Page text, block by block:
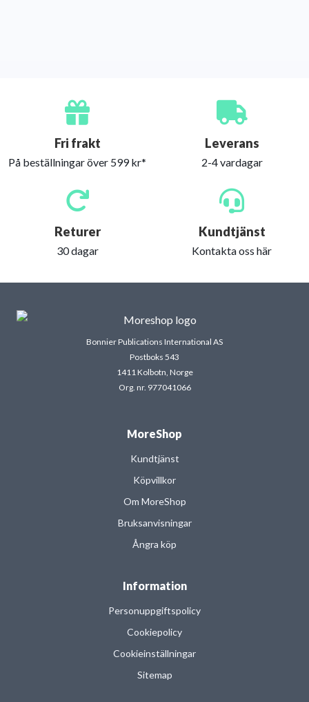
Fri frakt
På beställningar över 599 kr*
Leverans
2-4 vardagar
Returer
30 dagar
Kundtjänst
Kontakta oss här
Bonnier Publications International AS
Postboks 543
1411 Kolbotn, Norge
Org. nr. 977041066
MoreShop
Kundtjänst
Köpvillkor
Om MoreShop
Bruksanvisningar
Ångra köp
Information
Personuppgiftspolicy
Cookiepolicy
Cookieinställningar
Sitemap